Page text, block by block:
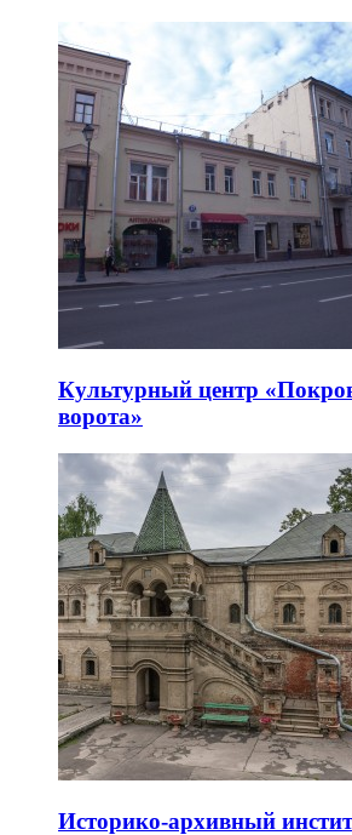
Культурный центр
ворота»
Историко-архивный